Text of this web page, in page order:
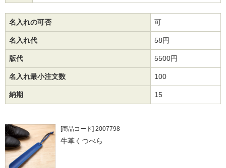
名入れの可否 可
名入れ代 58円
版代 5500円
名入れ最小注文数 100
納期 15
[商品コード] 2007798
牛革くつべら